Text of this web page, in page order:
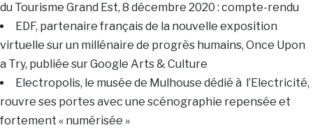
du Tourisme Grand Est, 8 décembre 2020 : compte-rendu
EDF, partenaire français de la nouvelle exposition
virtuelle sur un millénaire de progrès humains, Once Upon
a Try, publiée sur Google Arts & Culture
Electropolis, le musée de Mulhouse dédié à l’Electricité,
rouvre ses portes avec une scénographie repensée et
fortement « numérisée »